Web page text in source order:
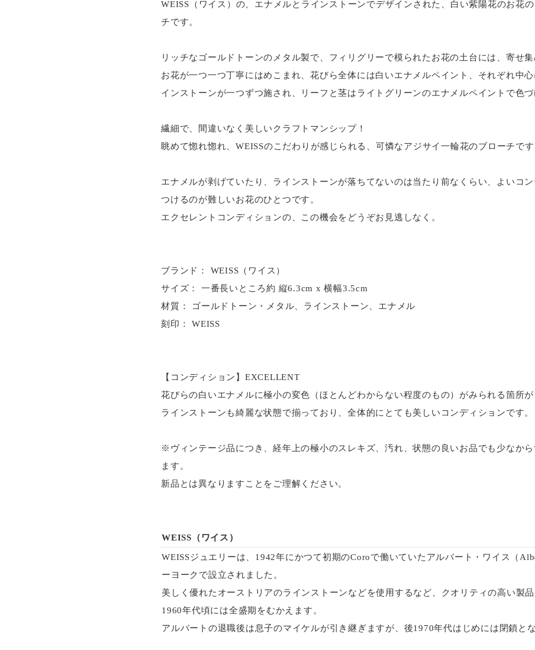
WEISS（ワイス）の、エナメルとラインストーンでデザインされた、白い紫陽花のお花
チです。
リッチなゴールドトーンのメタル製で、フィリグリーで模られたお花の土台には、寄せ
お花が一つ一つ丁寧にはめこまれ、花びら全体には白いエナメルペイント、それぞれ中
インストーンが一つずつ施され、リーフと茎はライトグリーンのエナメルペイントで色づ
繊細で、間違いなく美しいクラフトマンシップ！
眺めて惚れ惚れ、WEISSのこだわりが感じられる、可憐なアジサイ一輪花のブローチです
エナメルが剥げていたり、ラインストーンが落ちてないのは当たり前なくらい、よいコ
つけるのが難しいお花のひとつです。
エクセレントコンディションの、この機会をどうぞお見逃しなく。
ブランド： WEISS（ワイス）
サイズ： 一番長いところ約 縦6.3cm x 横幅3.5cm
材質： ゴールドトーン・メタル、ラインストーン、エナメル
刻印： WEISS
【コンディション】EXCELLENT
花びらの白いエナメルに極小の変色（ほとんどわからない程度のもの）がみられる箇所が
ラインストーンも綺麗な状態で揃っており、全体的にとても美しいコンディションです。
※ヴィンテージ品につき、経年上の極小のスレキズ、汚れ、状態の良いお品でも少なか
ます。
新品とは異なりますことをご理解ください。
WEISS（ワイス）
WEISSジュエリーは、1942年にかつて初期のCoroで働いていたアルバート・ワイス（
ーヨークで設立されました。
美しく優れたオーストリアのラインストーンなどを使用するなど、クオリティの高い製
1960年代頃には全盛期をむかえます。
アルバートの退職後は息子のマイケルが引き継ぎますが、後1970年代はじめには閉鎖とな